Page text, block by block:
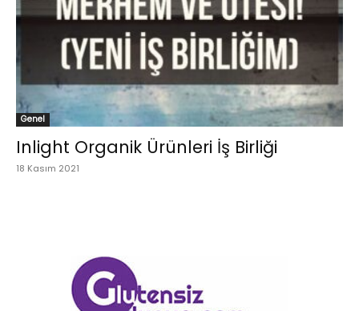
Genel
Inlight Organik Ürünleri İş Birliği
18 Kasım 2021